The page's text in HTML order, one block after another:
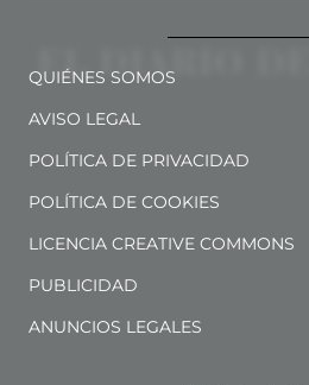
QUIÉNES SOMOS
AVISO LEGAL
POLÍTICA DE PRIVACIDAD
POLÍTICA DE COOKIES
LICENCIA CREATIVE COMMONS
PUBLICIDAD
ANUNCIOS LEGALES